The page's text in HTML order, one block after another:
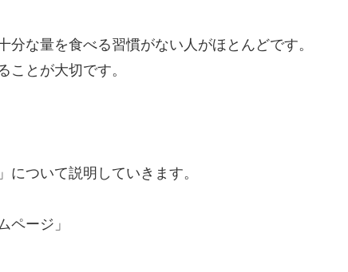
な量を食べる習慣がない人がほとんどです。
ことが大切です。
について説明していきます。
ページ」